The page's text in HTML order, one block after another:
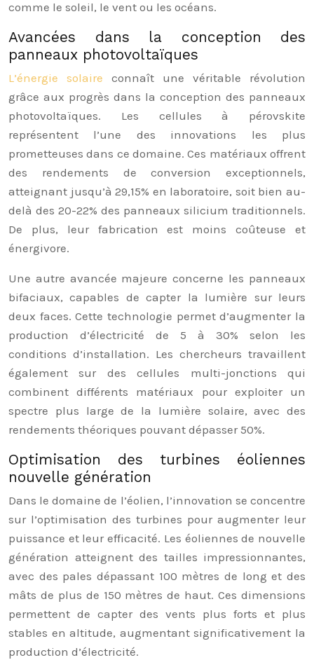
comme le soleil, le vent ou les océans.
Avancées dans la conception des
panneaux photovoltaïques
L’énergie solaire connaît une véritable révolution
grâce aux progrès dans la conception des panneaux
photovoltaïques. Les cellules à pérovskite
représentent l’une des innovations les plus
prometteuses dans ce domaine. Ces matériaux offrent
des rendements de conversion exceptionnels,
atteignant jusqu’à 29,15% en laboratoire, soit bien au-
delà des 20-22% des panneaux silicium traditionnels.
De plus, leur fabrication est moins coûteuse et
énergivore.
Une autre avancée majeure concerne les panneaux
bifaciaux, capables de capter la lumière sur leurs
deux faces. Cette technologie permet d’augmenter la
production d’électricité de 5 à 30% selon les
conditions d’installation. Les chercheurs travaillent
également sur des cellules multi-jonctions qui
combinent différents matériaux pour exploiter un
spectre plus large de la lumière solaire, avec des
rendements théoriques pouvant dépasser 50%.
Optimisation des turbines éoliennes
nouvelle génération
Dans le domaine de l’éolien, l’innovation se concentre
sur l’optimisation des turbines pour augmenter leur
puissance et leur efficacité. Les éoliennes de nouvelle
génération atteignent des tailles impressionnantes,
avec des pales dépassant 100 mètres de long et des
mâts de plus de 150 mètres de haut. Ces dimensions
permettent de capter des vents plus forts et plus
stables en altitude, augmentant significativement la
production d’électricité.